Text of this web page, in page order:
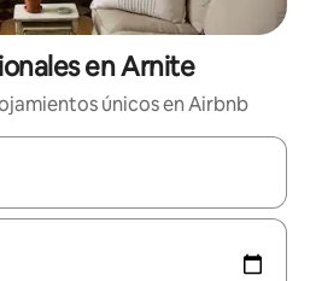
en Arnite
únicos en Airbnb
disponibles, navega con las